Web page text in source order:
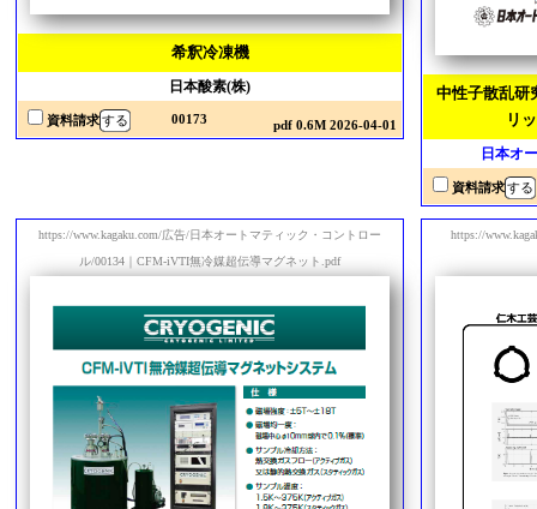
希釈冷凍機
日本酸素(株)
資料請求 00173 pdf 0.6M 2026-04-01
中性子散乱研
リ
日本オ
資料請求
https://www.kagaku.com/広告/日本オートマティック・コントロー
ル/00134｜CFM-iVTI無冷媒超伝導マグネット.pdf
https://